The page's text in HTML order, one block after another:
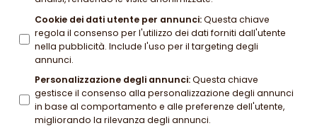
Cookie dei dati utente per annunci:Questa chiave
regola il consenso per l'utilizzo dei dati forniti dall'utente
nella pubblicità. Include l'uso per il targeting degli
annunci.
Personalizzazione degli annunci:Questa chiave
gestisce il consenso alla personalizzazione degli annunci
in base al comportamento e alle preferenze dell'utente,
migliorando la rilevanza degli annunci.